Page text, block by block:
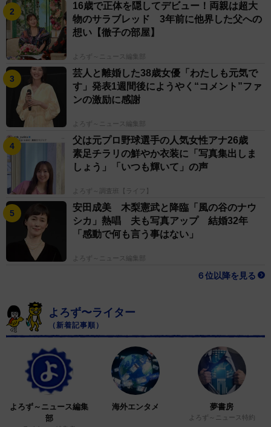
16歳で正体を隠してデビュー！両親は超大
物のサラブレッド 3年前に他界した父への
想い【徹子の部屋】
よろず～ニュース編集部
芸人と離婚した38歳女優「わたしも元気で
す」発表1週間後にようやく“コメント”ファ
ンの激励に感謝
よろず～ニュース編集部
父は元プロ野球選手の人気女性アナ26歳
素足チラリの鮮やか衣装に「写真集出しま
しょう」「いつも輝いて」の声
よろず～調査班【ライフ】
安田成美 木梨憲武と降臨「風の谷のナウ
シカ」熱唱 夫も写真アップ 結婚32年
「感動で何も言う事はない」
よろず～ニュース編集部
６位以降を見る
よろず〜ライター
（新着記事順）
よろず～ニュース編集
部
海外エンタメ 夢書房
よろず～ニュース特約